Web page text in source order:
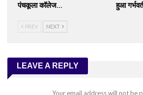
पंचकूला कॉलेज…
हुआ
PREV NEXT
LEAVE A REPLY
Your email address will not be